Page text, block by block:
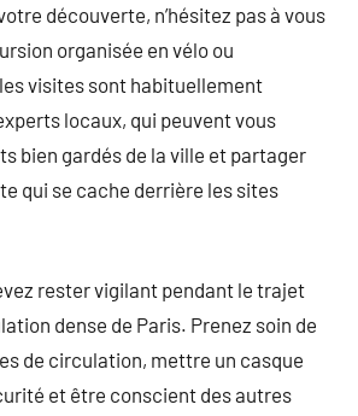
découverte, n’hésitez pas à vous
organisée en vélo ou
visites sont habituellement
locaux, qui peuvent vous
bien gardés de la ville et partager
qui se cache derrière les sites
rester vigilant pendant le trajet
dense de Paris. Prenez soin de
de circulation, mettre un casque
et être conscient des autres